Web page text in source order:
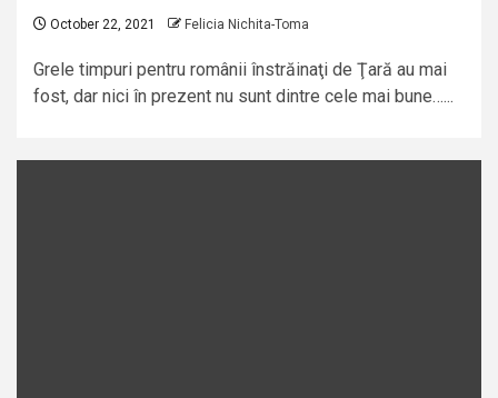
October 22, 2021 Felicia Nichita-Toma
Grele timpuri pentru românii înstrăinaţi de Ţară au mai
fost, dar nici în prezent nu sunt dintre cele mai bune…...